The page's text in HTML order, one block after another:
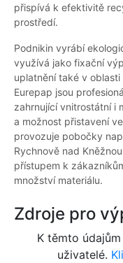
přispívá k efektivitě
prostředí.
Podnikin vyrábí
využívá jako fixační
uplatnění také v
Eurepap jsou
zahrnující vnitrostátní i
a možnost přistavení
provozuje pobočky
Rychnově nad
přístupem k
množství materiálu.
Zdroje pro
K těmto
uživatelé.